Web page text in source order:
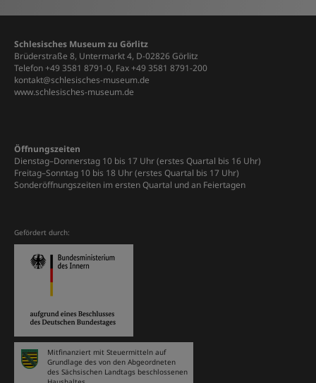
Schlesisches Museum zu Görlitz
Brüderstraße 8, Untermarkt 4, D-02826 Görlitz
Telefon +49 3581 8791-0, Fax +49 3581 8791-200
kontakt@schlesisches-museum.de
www.schlesisches-museum.de
Öffnungszeiten
Dienstag–Donnerstag 10 bis 17 Uhr (erstes Quartal bis 16 Uhr)
Freitag–Sonntag 10 bis 18 Uhr (erstes Quartal bis 17 Uhr)
Sonderöffnungszeiten im ersten Quartal und an Feiertagen
Gefördert durch:
Mitfinanziert mit Steuermitteln auf
Grundlage des von den Abgeordneten
des Sächsischen Landtags beschlossenen